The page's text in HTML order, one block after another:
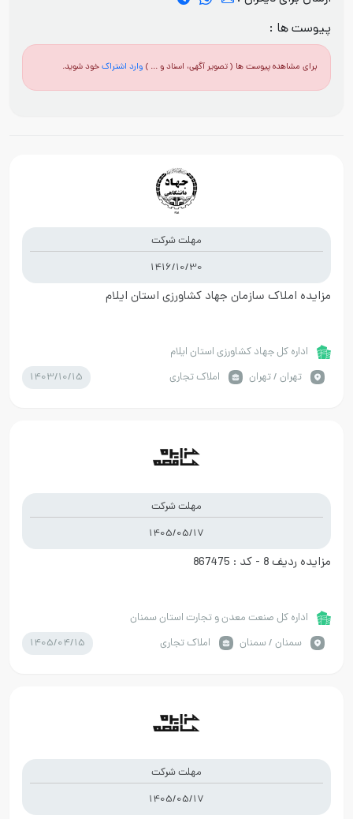
پیوست ها :
برای مشاهده پیوست ها ( تصویر آگهی، اسناد و ... ) وارد اشتراکخود شوید.
مهلت شرکت
1416/10/30
مزایده املاک سازمان جهاد کشاورزی استان ایلام
اداره کل جهاد کشاورزی استان ایلام
تهران / تهران
املاک تجاری 1403/10/15
مهلت شرکت
1405/05/17
مزایده ردیف 8 - کد : 867475
اداره کل صنعت معدن و تجارت استان سمنان
سمنان / سمنان
املاک تجاری 1405/04/15
مهلت شرکت
1405/05/17